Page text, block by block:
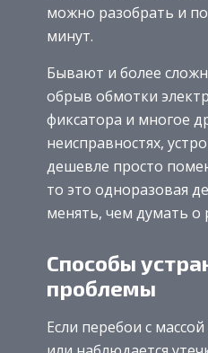
можно разобрать и
минут.
Бывают и более
обрыв обмотки
фиксатора и многое
неисправностях,
дешевле просто
то это одноразовая
менять, чем думать о
Способы
проблемы
Если перебои с